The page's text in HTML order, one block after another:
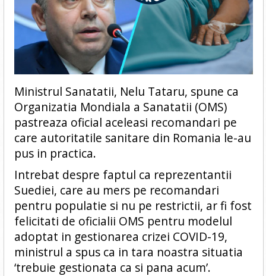
Ministrul Sanatatii, Nelu Tataru, spune ca
Organizatia Mondiala a Sanatatii (OMS)
pastreaza oficial aceleasi recomandari pe
care autoritatile sanitare din Romania le-au
pus in practica.
Intrebat despre faptul ca reprezentantii
Suediei, care au mers pe recomandari
pentru populatie si nu pe restrictii, ar fi fost
felicitati de oficialii OMS pentru modelul
adoptat in gestionarea crizei COVID-19,
ministrul a spus ca in tara noastra situatia
‘trebuie gestionata ca si pana acum’.